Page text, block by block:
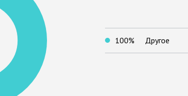
100% Другое